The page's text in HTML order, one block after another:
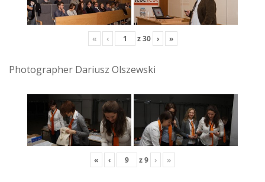
« ‹ z30 › »
Photographer Dariusz Olszewski
« ‹ z9 › »